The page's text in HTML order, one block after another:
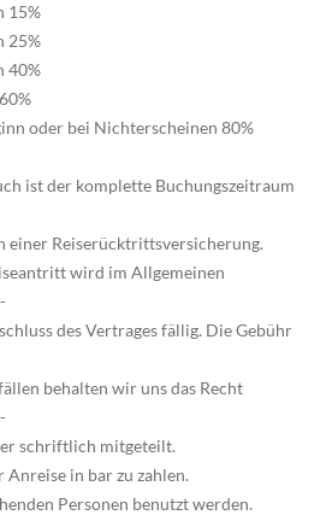
15%
25%
40%
oder bei Nichterscheinen 80%
ist der komplette Buchungszeitraum
einer Reiserücktrittsversicherung.
wird im Allgemeinen
des Vertrages fällig. Die Gebühr
behalten wir uns das Recht
schriftlich mitgeteilt.
in bar zu zahlen.
Personen benutzt werden.